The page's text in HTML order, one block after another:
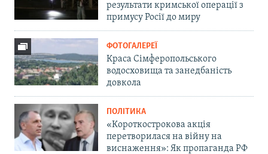
результати кримської операції з
примусу Росії до миру
ФОТОГАЛЕРЕЇ
Краса Сімферопольського
водосховища та занедбаність
довкола
ПОЛІТИКА
«Короткострокова акція
перетворилася на війну на
виснаження»: Як пропаганда РФ